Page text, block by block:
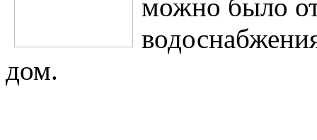
можно было
дом.